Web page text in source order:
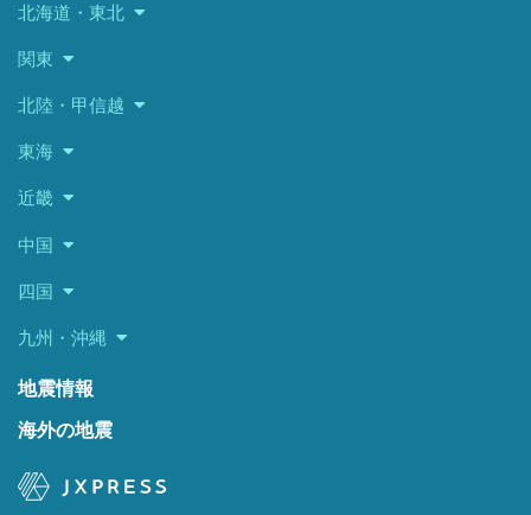
北海道・東北
関東
北陸・甲信越
東海
近畿
中国
四国
九州・沖縄
地震情報
海外の地震